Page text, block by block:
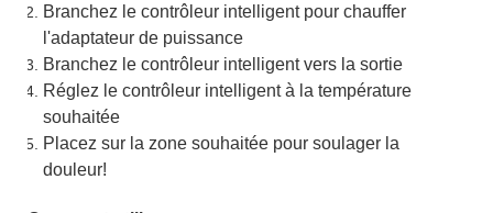
Branchez le contrôleur intelligent pour chauffer
l'adaptateur de puissance
Branchez le contrôleur intelligent vers la sortie
Réglez le contrôleur intelligent à la température
souhaitée
Placez sur la zone souhaitée pour soulager la
douleur!